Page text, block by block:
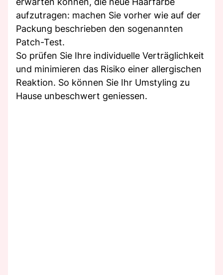
aufzutragen: machen Sie vorher wie auf der
Packung beschrieben den sogenannten
Patch-Test.
So prüfen Sie Ihre individuelle Verträglichkeit
und minimieren das Risiko einer allergischen
Reaktion. So können Sie Ihr Umstyling zu
Hause unbeschwert geniessen.